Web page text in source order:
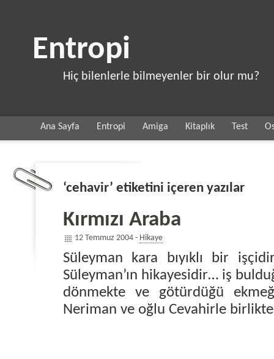
Entropi
Hiç bilenlerle bilmeyenler bir olur mu?
Ana Sayfa Entropi Amiga Kitaplık Test
‘cehavir’ etiketini içeren yazılar
Kırmızı Araba
12 Temmuz 2004 - Hikaye
Süleyman kara bıyıklı bir
Süleyman’ın hikayesidir… iş
dönmekte ve götürdüğü
Neriman ve oğlu Cevahirle